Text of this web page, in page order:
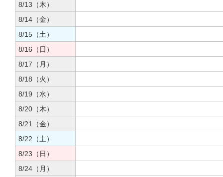
8/13（木）
8/14（金）
8/15（土）
8/16（日）
8/17（月）
8/18（火）
8/19（水）
8/20（木）
8/21（金）
8/22（土）
8/23（日）
8/24（月）